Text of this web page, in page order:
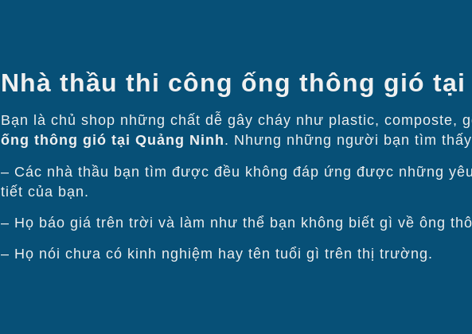
Nhà thầu thi công ống thông gió tại
Bạn là chủ shop những chất dễ gây cháy như plastic, composte,
ống thông gió tại Quảng Ninh. Nhưng những người bạn tìm
– Các nhà thầu bạn tìm được đều không đáp ứng được những
tiết của bạn.
– Họ báo giá trên trời và làm như thể bạn không biết gì về ông
– Họ nói chưa có kinh nghiệm hay tên tuổi gì trên thị trường.